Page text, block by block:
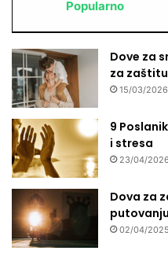
Popularno
Dove za
za
15/03/2026
9
i stresa
23/04/2026
Dova za
putovanju
02/04/2025